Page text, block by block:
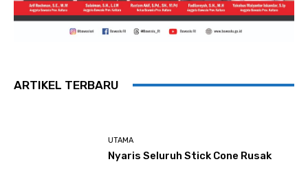
ARTIKEL TERBARU
UTAMA
Nyaris Seluruh Stick Cone Rusak